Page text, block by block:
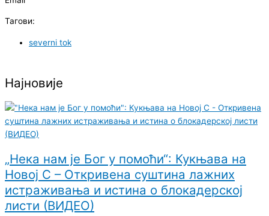
Тагови:
severni tok
Најновије
„Нека нам је Бог у помоћи“: Кукњава на
Новој С – Откривена суштина лажних
истраживања и истина о блокадерској
листи (ВИДЕО)